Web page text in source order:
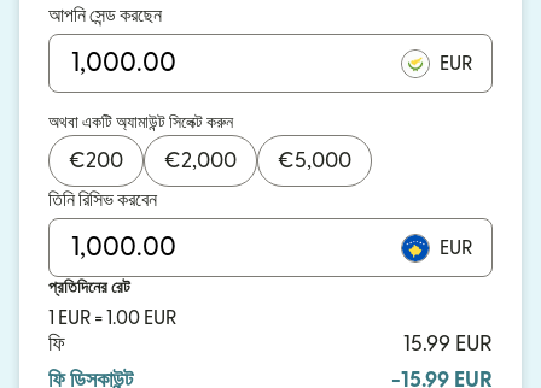
আপনি সেন্ড করছেন
EUR
অথবা একটি অ্যামাউন্ট সিলেক্ট করুন
€200 €2,000 €5,000
তিনি রিসিভ করবেন
EUR
প্রতিদিনের রেট
1 EUR = 1.00 EUR
ফি
15.99 EUR
ফি ডিসকাউন্ট
-15.99 EUR